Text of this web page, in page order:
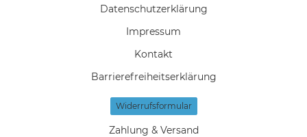
Daten­schutz­erklärung
Impressum
Kontakt
Barrierefreiheitserklärung
Widerrufs­formular
Zahlung & Versand